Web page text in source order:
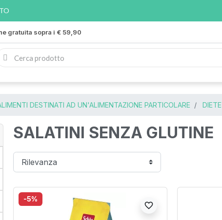
gratuita sopra i € 59,90
DESTINATI AD UN'ALIMENTAZIONE PARTICOLARE
SALATINI SENZA GLUTINE
-5%
favorite_border